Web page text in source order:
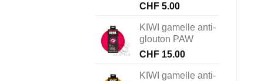
CHF 5.00
KIWI gamelle anti-
glouton PAW
CHF 15.00
KIWI gamelle anti-